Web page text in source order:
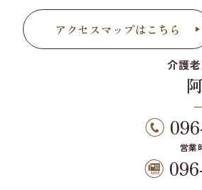
アクセスマップはこちら
介護
営業